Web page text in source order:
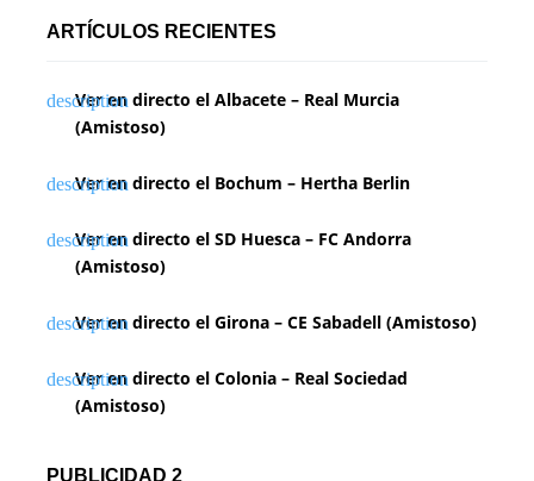
ARTÍCULOS RECIENTES
Ver en directo el Albacete – Real Murcia
(Amistoso)
Ver en directo el Bochum – Hertha Berlin
Ver en directo el SD Huesca – FC Andorra
(Amistoso)
Ver en directo el Girona – CE Sabadell (Amistoso)
Ver en directo el Colonia – Real Sociedad
(Amistoso)
PUBLICIDAD 2